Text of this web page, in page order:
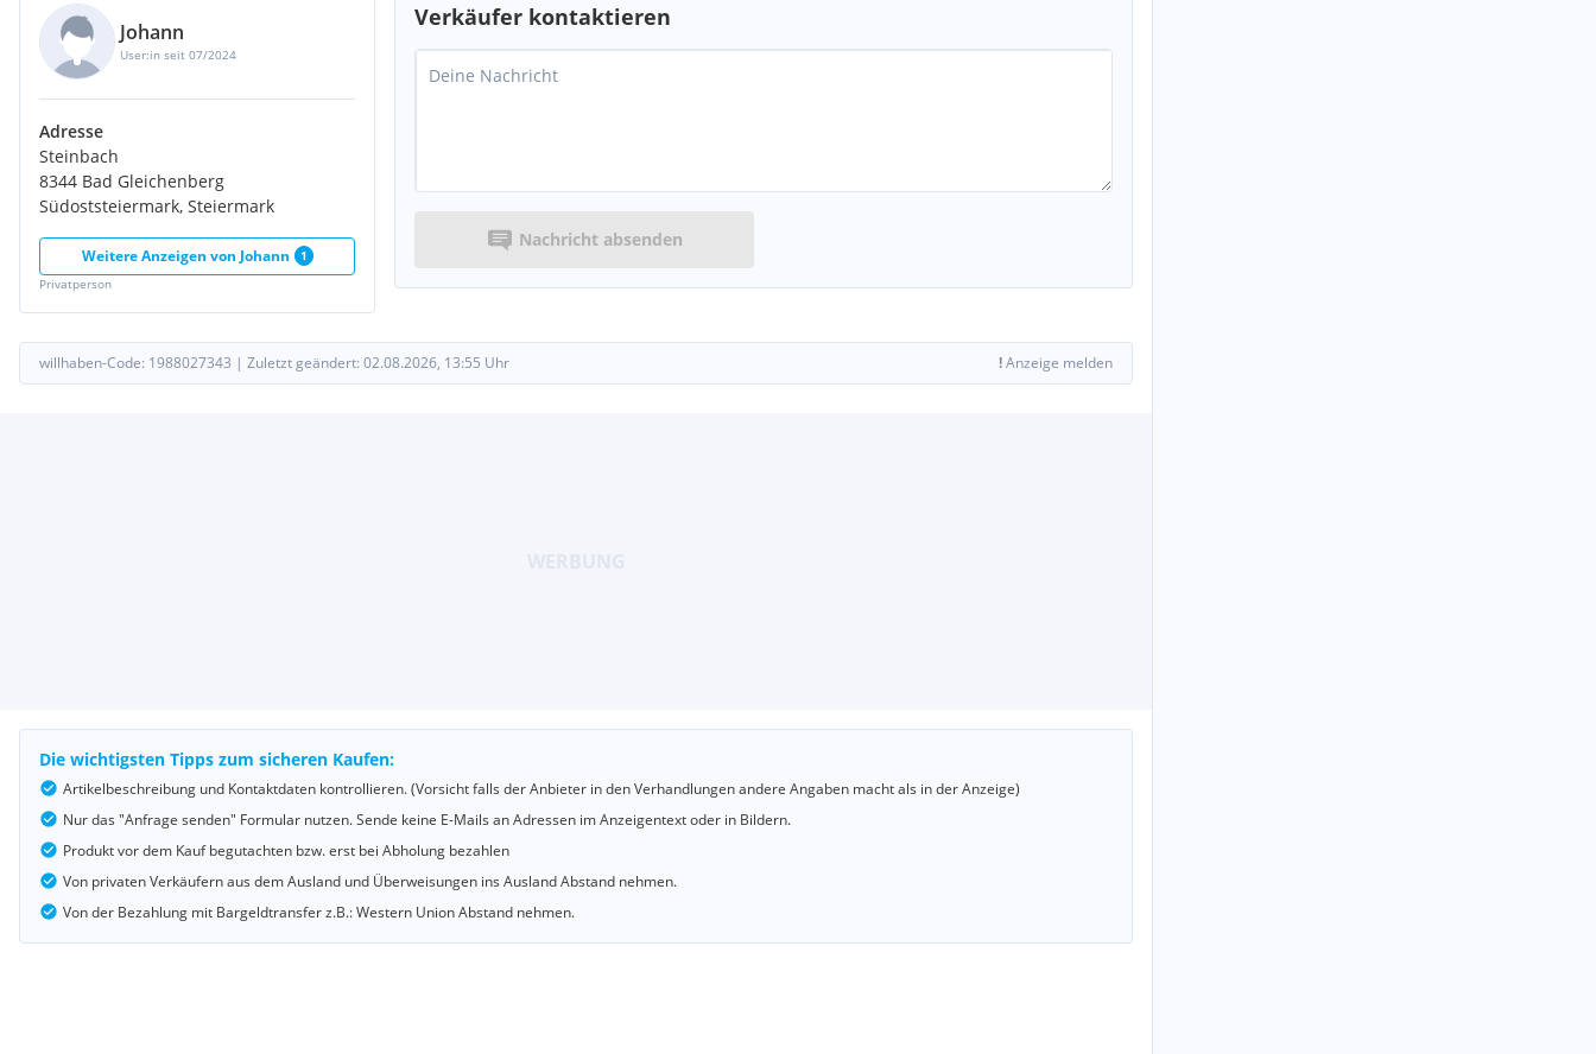
Johann
User:in seit 07/2024
Adresse
Steinbach
8344 Bad Gleichenberg
Südoststeiermark, Steiermark
Weitere Anzeigen von Johann
1
Privatperson
Verkäufer kontaktieren
Nachricht absenden
willhaben-Code: 1988027343 | Zuletzt geändert: 02.08.2026, 13:55 Uhr !Anzeige melden
Die wichtigsten Tipps zum sicheren Kaufen:
Artikelbeschreibung und Kontaktdaten kontrollieren. (Vorsicht falls der Anbieter in den Verhandlungen andere Angaben macht als in der Anzeige)
Nur das "Anfrage senden" Formular nutzen. Sende keine E-Mails an Adressen im Anzeigentext oder in Bildern.
Produkt vor dem Kauf begutachten bzw. erst bei Abholung bezahlen
Von privaten Verkäufern aus dem Ausland und Überweisungen ins Ausland Abstand nehmen.
Von der Bezahlung mit Bargeldtransfer z.B.: Western Union Abstand nehmen.